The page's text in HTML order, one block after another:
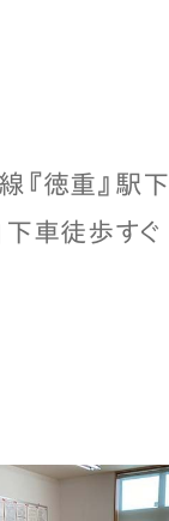
『徳重』駅
下車徒歩すぐ